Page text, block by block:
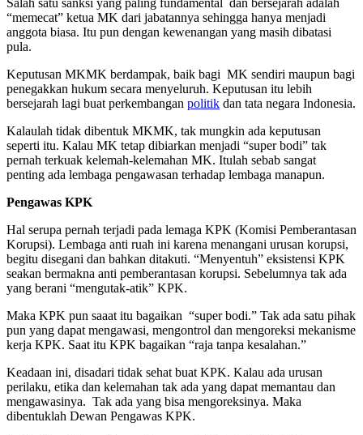
“memecat” ketua MK dari jabatannya sehingga hanya menjadi
anggota biasa. Itu pun dengan kewenangan yang masih dibatasi
pula.
Keputusan MKMK berdampak, baik bagi MK sendiri maupun bagi
penegakkan hukum secara menyeluruh. Keputusan itu lebih
bersejarah lagi buat perkembangan politik dan tata negara Indonesia.
Kalaulah tidak dibentuk MKMK, tak mungkin ada keputusan
seperti itu. Kalau MK tetap dibiarkan menjadi “super bodi” tak
pernah terkuak kelemah-kelemahan MK. Itulah sebab sangat
penting ada lembaga pengawasan terhadap lembaga manapun.
Pengawas KPK
Hal serupa pernah terjadi pada lemaga KPK (Komisi Pemberantasan
Korupsi). Lembaga anti ruah ini karena menangani urusan korupsi,
begitu disegani dan bahkan ditakuti. “Menyentuh” eksistensi KPK
seakan bermakna anti pemberantasan korupsi. Sebelumnya tak ada
yang berani “mengutak-atik” KPK.
Maka KPK pun saaat itu bagaikan “super bodi.” Tak ada satu pihak
pun yang dapat mengawasi, mengontrol dan mengoreksi mekanisme
kerja KPK. Saat itu KPK bagaikan “raja tanpa kesalahan.”
Keadaan ini, disadari tidak sehat buat KPK. Kalau ada urusan
perilaku, etika dan kelemahan tak ada yang dapat memantau dan
mengawasinya. Tak ada yang bisa mengoreksinya. Maka
dibentuklah Dewan Pengawas KPK.